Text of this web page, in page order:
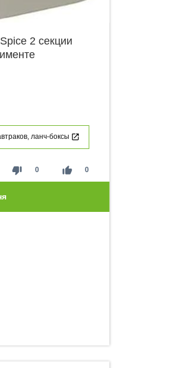
2 секции
ланч-боксы
thumb_down 0 thumb_up 0